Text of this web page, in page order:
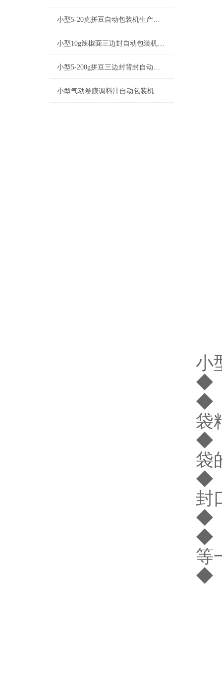
小型5-20克拼豆自动包装机生产厂家
小型10g辣椒面三边封自动包装机产品简介
小型5-200g拼豆三边封背封自动包装机生产厂家
小型气动卷膜调料汁自动包装机操作简单
小
◆
◆
袋
◆
袋
◆
封
◆
◆
等
◆